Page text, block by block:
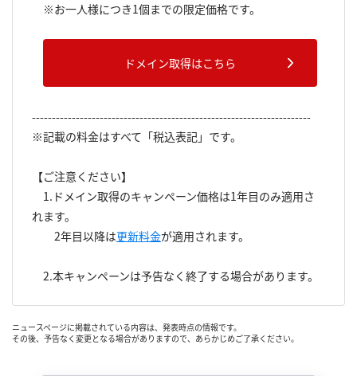
※お一人様につき1個までの限定価格です。
ドメイン取得はこちら
----------------------------------------------------------------------
※記載の料金はすべて「税込表記」です。
【ご注意ください】
1.ドメイン取得のキャンペーン価格は1年目のみ適用さ
れます。
2年目以降は更新料金が適用されます。
2.本キャンペーンは予告なく終了する場合があります。
ニュースページに掲載されている内容は、発表時点の情報です。
その後、予告なく変更となる場合がありますので、あらかじめご了承ください。